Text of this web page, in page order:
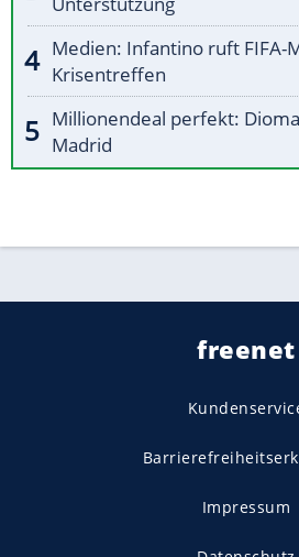
Medien: Infantino ruft FIFA-
Krisentreffen
Millionendeal perfekt:
Madrid
freenet
Impressum